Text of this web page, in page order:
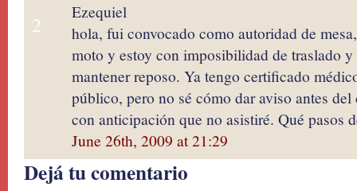
2
Ezequiel
hola, fui convocado como autoridad de
moto y estoy con imposibilidad de traslado
mantener reposo. Ya tengo certificado
público, pero no sé cómo dar aviso antes
con anticipación que no asistiré. Qué pasos
June 26th, 2009 at 21:29
Dejá tu comentario